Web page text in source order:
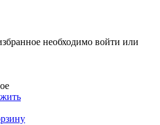
необходимо войти или